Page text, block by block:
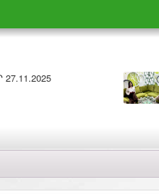
ԼՈՒՐԵՐ 26.11.2025